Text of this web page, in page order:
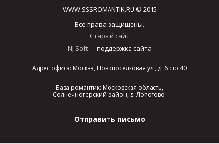
WWW.SSSROMANTIK.RU © 2015
Все права защищены.
Старый сайт
NJ Soft— поддержка сайта
Адрес офиса: Москва, Новопоселковая ул., д. 6 стр.40
База романтик: Московская область,
Солнечногорский район, д. Лопотово
Отправить письмо